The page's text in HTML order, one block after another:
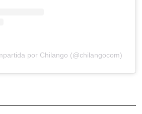
por Chilango (@chilangocom)